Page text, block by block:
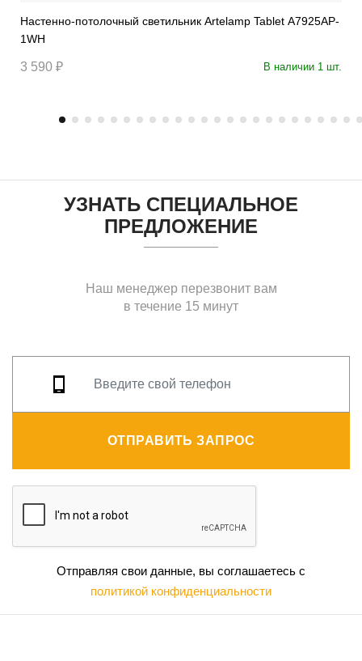
Настенно-потолочный светильник Artelamp Tablet A7925AP-
1WH
3 590 ₽ В наличии 1 шт.
УЗНАТЬ СПЕЦИАЛЬНОЕ
ПРЕДЛОЖЕНИЕ
Наш менеджер перезвонит вам
в течение 15 минут
ОТПРАВИТЬ ЗАПРОС
Отправляя свои данные, вы соглашаетесь с
политикой конфиденциальности